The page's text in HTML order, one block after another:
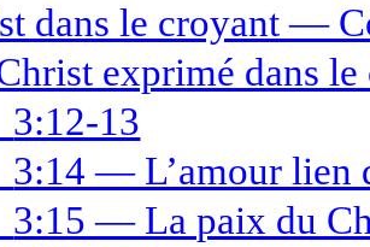
dans le croyant —
exprimé dans
3:12-13
3:14 — L’amour lien
3:15 — La paix du